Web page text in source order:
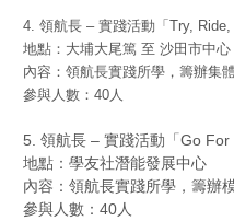
4. 領航長 – 實踐活動「Try,
地點：大埔大尾篤 至 沙田市中心
內容：領航長實踐所學，籌辦集
參與人數：40人
5. 領航長 – 實踐活動「Go
地點：學友社潛能發展中心
內容：領航長實踐所學，籌辦
參與人數：40人